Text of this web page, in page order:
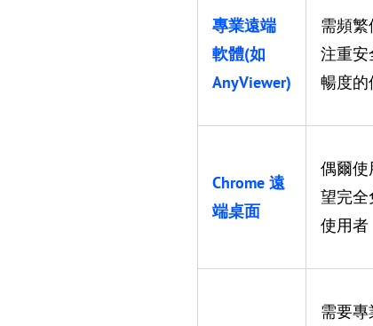
專業遠端
軟體(如
AnyViewer)
需頻繁
注重安
暢度的
Chrome 遠
端桌面
偶爾使
望完全
使用者
需要專